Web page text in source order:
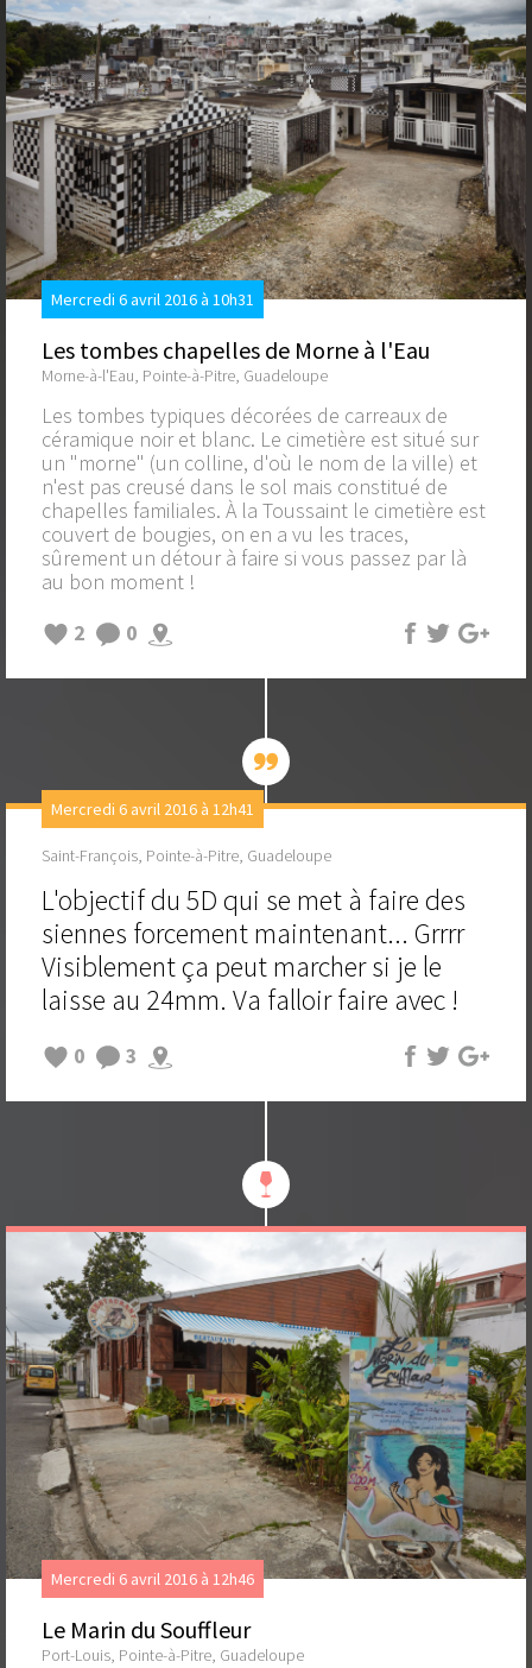
Mercredi 6 avril 2016 à 10h31
Les tombes chapelles de Morne à l'Eau
Morne-à-l'Eau, Pointe-à-Pitre, Guadeloupe
Les tombes typiques décorées de carreaux de
céramique noir et blanc. Le cimetière est situé sur
un "morne" (un colline, d'où le nom de la ville) et
n'est pas creusé dans le sol mais constitué de
chapelles familiales. À la Toussaint le cimetière est
couvert de bougies, on en a vu les traces,
sûrement un détour à faire si vous passez par là
au bon moment !
2
0
Mercredi 6 avril 2016 à 12h41
Saint-François, Pointe-à-Pitre, Guadeloupe
L'objectif du 5D qui se met à faire des
siennes forcement maintenant... Grrrr
Visiblement ça peut marcher si je le
laisse au 24mm. Va falloir faire avec !
0 3
Mercredi 6 avril 2016 à 12h46
Le Marin du Souffleur
Port-Louis, Pointe-à-Pitre, Guadeloupe